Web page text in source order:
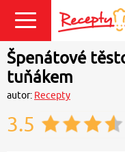
Přihlásit se
Špenátové
tuňákem
autor: Recepty
3.5